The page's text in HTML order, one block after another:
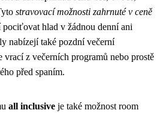
stravovací možnosti zahrnuté v ceně
hlad v žádnou denní ani
nabízejí také pozdní večerní
vrací z večerních programů nebo prostě
před spaním.
all inclusive je také možnost room